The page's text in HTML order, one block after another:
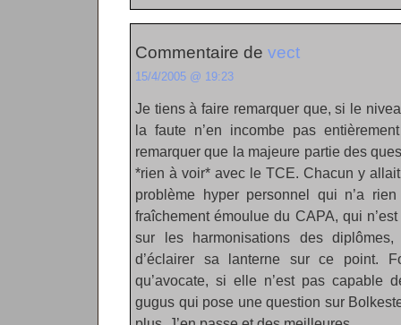
Commentaire de vect
15/4/2005 @ 19:23
Je tiens à faire remarquer que, si le
la faute n’en incombe pas
remarquer que la majeure partie des
*rien à voir* avec le TCE. Chacun y
problème hyper personnel qui n’a
fraîchement émoulue du CAPA, qui
sur les harmonisations des
d’éclairer sa lanterne sur ce point.
qu’avocate, si elle n’est pas
gugus qui pose une question sur